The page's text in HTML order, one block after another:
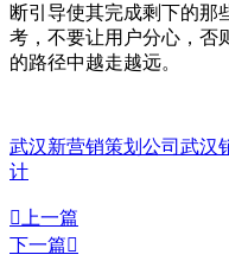
断引导使其完成剩下的那
考，不要让用户分心，否
的路径中越走越远。
武汉新营销策划公司 武汉
计
 上一篇
下一篇